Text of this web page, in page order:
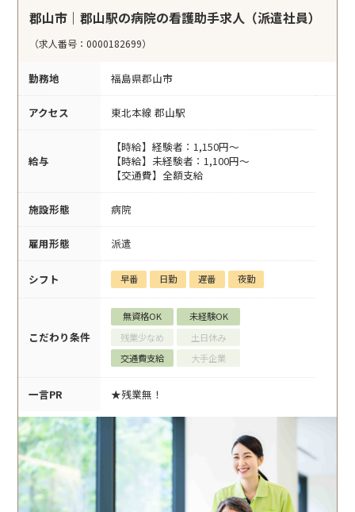
郡山市｜郡山駅の病院の看護助手求人（派遣社員）
（求人番号：0000182699）
勤務地 福島県郡山市
アクセス 東北本線 郡山駅
給与
【時給】経験者：1,150円～
【時給】未経験者：1,100円～
【交通費】全額支給
施設形態 病院
雇用形態 派遣
シフト 早番 日勤 遅番 夜勤
こだわり条件
無資格OK
未経験OK
残業少なめ
土日休み
交通費支給
大手企業
一言PR ★残業無！